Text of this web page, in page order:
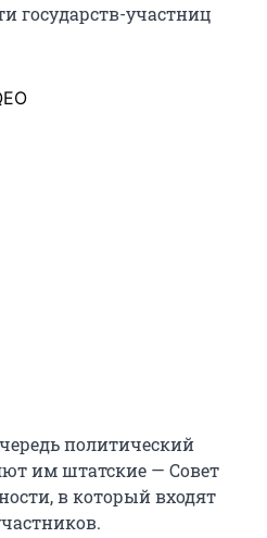
государств-участниц
политический
им штатские — Совет
в который входят